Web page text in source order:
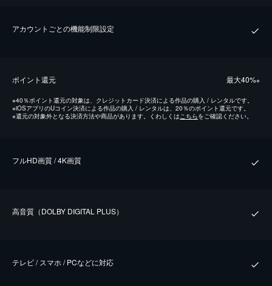
アカウントごとの機能制限設定
ポイント還元 最⼤40%※
※40％ポイント還元の対象は、クレジットカード決済による作品の購入 / レンタルです。
※iOSアプリのUコイン決済による作品の購入 / レンタルは、20％のポイント還元です。
※還元の対象外となる決済方法や商品があります。くわしくはこちらをご確認ください。
フルHD画質 / 4K画質
⾼⾳質（DOLBY DIGITAL PLUS）
テレビ / スマホ / PCなどに対応